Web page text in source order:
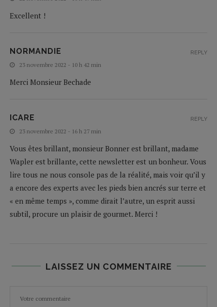
Excellent !
NORMANDIE
23 novembre 2022 - 10 h 42 min
Merci Monsieur Bechade
REPLY
ICARE
23 novembre 2022 - 16 h 27 min
Vous êtes brillant, monsieur Bonner est brillant, madame
Wapler est brillante, cette newsletter est un bonheur. Vous
lire tous ne nous console pas de la réalité, mais voir qu’il y
a encore des experts avec les pieds bien ancrés sur terre et
« en même temps », comme dirait l’autre, un esprit aussi
subtil, procure un plaisir de gourmet. Merci !
REPLY
LAISSEZ UN COMMENTAIRE